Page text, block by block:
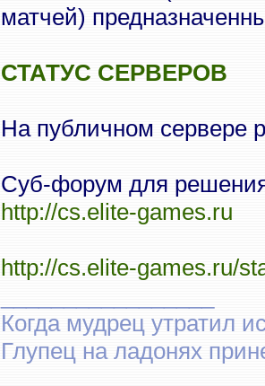
матчей)
СТАТУС СЕРВЕРОВ
На публичном сервере
Суб-форум для решения
http://cs.elite-games.ru
http://cs.elite-games.ru/
Когда мудрец утратил
Глупец на ладонях